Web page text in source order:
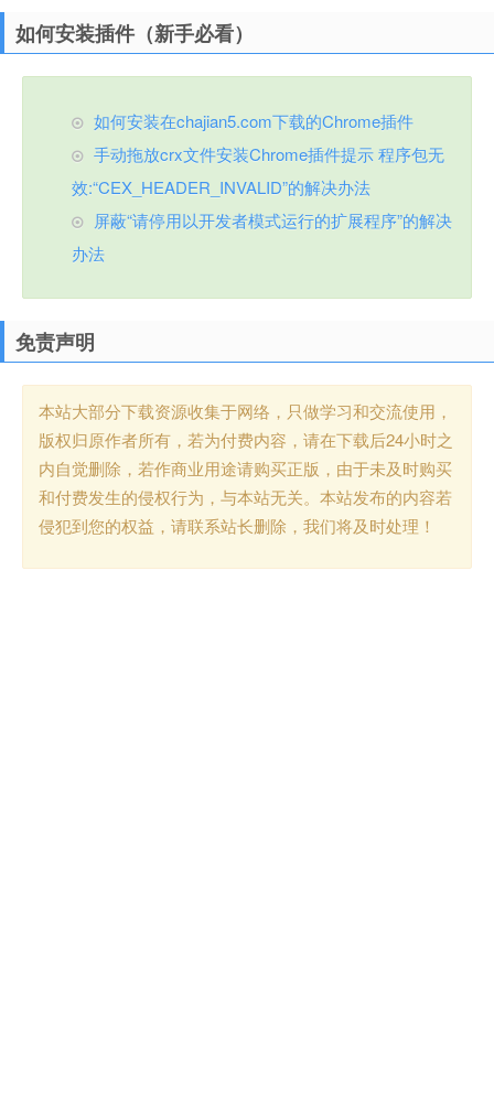
如何安装插件（新手必看）
如何安装在chajian5.com下载的Chrome插件
手动拖放crx文件安装Chrome插件提示 程序包无
效:“CEX_HEADER_INVALID”的解决办法
屏蔽“请停用以开发者模式运行的扩展程序”的解决
办法
免责声明
本站大部分下载资源收集于网络，只做学习和交流使用，
版权归原作者所有，若为付费内容，请在下载后24小时之
内自觉删除，若作商业用途请购买正版，由于未及时购买
和付费发生的侵权行为，与本站无关。本站发布的内容若
侵犯到您的权益，请联系站长删除，我们将及时处理！